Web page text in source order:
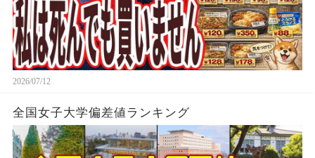
2026/07/12
全国女子大学偏差値ランキング